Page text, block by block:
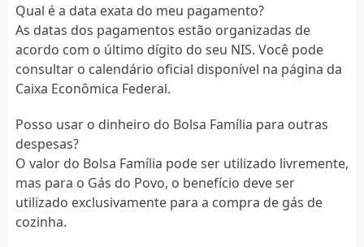
Qual é a data exata do meu pagamento?
As datas dos pagamentos estão organizadas de
acordo com o último dígito do seu NIS. Você pode
consultar o calendário oficial disponível na página da
Caixa Econômica Federal.
Posso usar o dinheiro do Bolsa Família para outras
despesas?
O valor do Bolsa Família pode ser utilizado livremente,
mas para o Gás do Povo, o benefício deve ser
utilizado exclusivamente para a compra de gás de
cozinha.